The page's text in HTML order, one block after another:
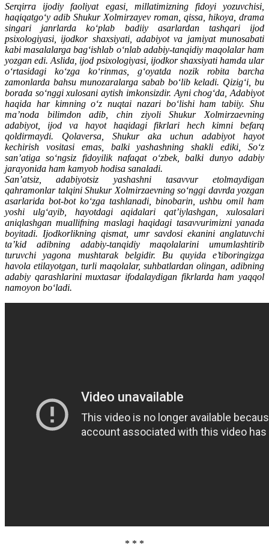
Serqirra ijodiy faoliyat egasi, millatimizning fidoyi yozuvchisi,
haqiqatgo‘y adib Shukur Xolmirzayev roman, qissa, hikoya, drama
singari janrlarda ko‘plab badiiy asarlardan tashqari ijod
psixologiyasi, ijodkor shaxsiyati, adabiyot va jamiyat munosabati
kabi masalalarga bag‘ishlab o‘nlab adabiy-tanqidiy maqolalar ham
yozgan edi. Aslida, ijod psixologiyasi, ijodkor shaxsiyati hamda ular
o‘rtasidagi ko‘zga ko‘rinmas, g‘oyatda nozik robita barcha
zamonlarda bahsu munozaralarga sabab bo‘lib keladi. Qizig‘i, bu
borada so‘nggi xulosani aytish imkonsizdir. Ayni chog‘da, Adabiyot
haqida har kimning o‘z nuqtai nazari bo‘lishi ham tabiiy. Shu
ma’noda bilimdon adib, chin ziyoli Shukur Xolmirzaevning
adabiyot, ijod va hayot haqidagi fikrlari hech kimni befarq
qoldirmaydi. Qolaversa, Shukur aka uchun adabiyot hayot
kechirish vositasi emas, balki yashashning shakli ediki, So‘z
san’atiga so‘ngsiz fidoyilik nafaqat o‘zbek, balki dunyo adabiy
jarayonida ham kamyob hodisa sanaladi.
San’atsiz, adabiyotsiz yashashni tasavvur etolmaydigan
qahramonlar talqini Shukur Xolmirzaevning so‘nggi davrda yozgan
asarlarida bot-bot ko‘zga tashlanadi, binobarin, ushbu omil ham
yoshi ulg‘ayib, hayotdagi aqidalari qat’iylashgan, xulosalari
aniqlashgan muallifning maslagi haqidagi tasavvurimizni yanada
boyitadi. Ijodkorlikning qismat, umr savdosi ekanini anglatuvchi
ta’kid adibning adabiy-tanqidiy maqolalarini umumlashtirib
turuvchi yagona mushtarak belgidir. Bu quyida e’tiboringizga
havola etilayotgan, turli maqolalar, suhbatlardan olingan, adibning
adabiy qarashlarini muxtasar ifodalaydigan fikrlarda ham yaqqol
namoyon bo‘ladi.